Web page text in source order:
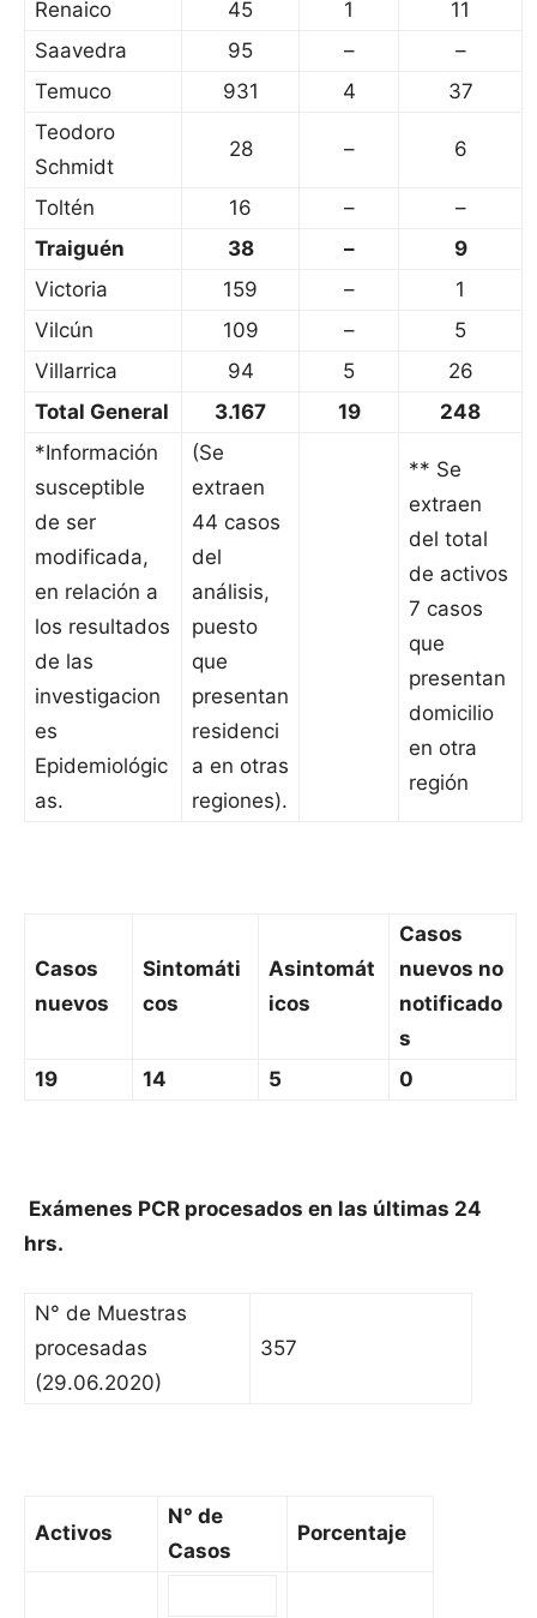
Renaico 45 1
11
Saavedra
95 –
–
Temuco
931 4
37
Teodoro
Schmidt
28 – 6
Toltén 16 –
–
Traiguén
38 –
9
Victoria
159 –
1
Vilcún
109 –
5
Villarrica
94 5
26
Total General
3.167 19
248
*Información
susceptible
de ser
modificada,
en relación a
los resultados
de las
investigacion
es
Epidemiológic
as.
(Se
extraen
44 casos
del
análisis,
puesto
que
presentan
residenci
a en otras
regiones).
** Se
extraen
del total
de activos
7 casos
que
presentan
domicilio
en otra
región
Casos
nuevos
Sintomáti
cos
Asintomát
icos
Casos
nuevos no
notificado
s
19
14 5 0
Exámenes PCR procesados en las últimas 24
hrs.
N° de Muestras
procesadas
(29.06.2020)
357
Activos
N° de
Casos
Porcentaje